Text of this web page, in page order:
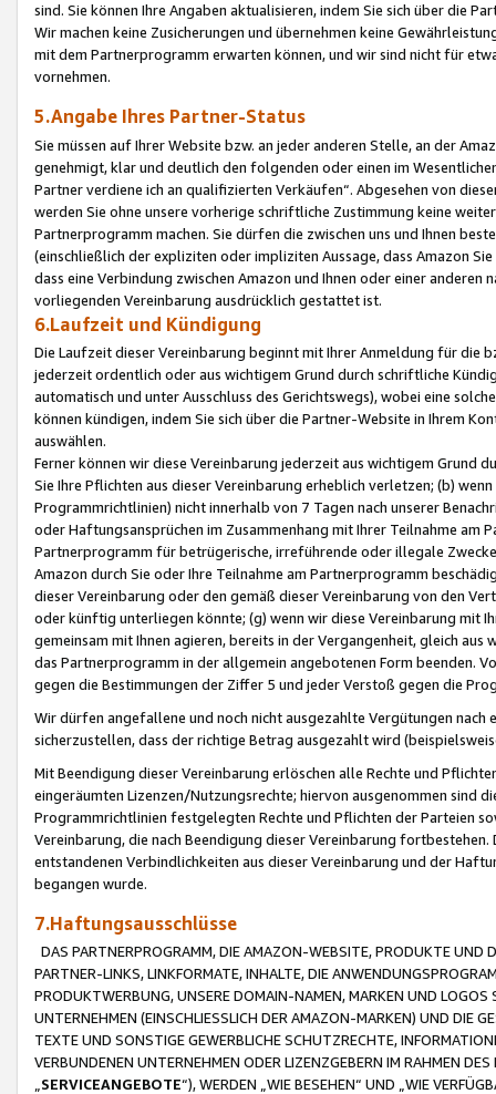
sind. Sie können Ihre Angaben aktualisieren, indem Sie sich über die
Wir machen keine Zusicherungen und übernehmen keine
mit dem Partnerprogramm erwarten können, und wir sind nicht für
vornehmen.
5.Angabe Ihres Partner-Status
Sie müssen auf Ihrer Website bzw. an jeder anderen Stelle, an der
genehmigt, klar und deutlich den folgenden oder einen im
Partner verdiene ich an qualifizierten Verkäufen“. Abgesehen von
werden Sie ohne unsere vorherige schriftliche Zustimmung keine
Partnerprogramm machen. Sie dürfen die zwischen uns und Ihnen
(einschließlich der expliziten oder impliziten Aussage, dass Amazon
dass eine Verbindung zwischen Amazon und Ihnen oder einer
vorliegenden Vereinbarung ausdrücklich gestattet ist.
6.Laufzeit und Kündigung
Die Laufzeit dieser Vereinbarung beginnt mit Ihrer Anmeldung für die
jederzeit ordentlich oder aus wichtigem Grund durch schriftliche
automatisch und unter Ausschluss des Gerichtswegs), wobei eine
können kündigen, indem Sie sich über die Partner-Website in Ihrem
auswählen.
Ferner können wir diese Vereinbarung jederzeit aus wichtigem Grund
Sie Ihre Pflichten aus dieser Vereinbarung erheblich verletzen; (b)
Programmrichtlinien) nicht innerhalb von 7 Tagen nach unserer
oder Haftungsansprüchen im Zusammenhang mit Ihrer Teilnahme am
Partnerprogramm für betrügerische, irreführende oder illegale
Amazon durch Sie oder Ihre Teilnahme am Partnerprogramm
dieser Vereinbarung oder den gemäß dieser Vereinbarung von den
oder künftig unterliegen könnte; (g) wenn wir diese Vereinbarung mit
gemeinsam mit Ihnen agieren, bereits in der Vergangenheit, gleich
das Partnerprogramm in der allgemein angebotenen Form beenden.
gegen die Bestimmungen der Ziffer 5 und jeder Verstoß gegen die
Wir dürfen angefallene und noch nicht ausgezahlte Vergütungen
sicherzustellen, dass der richtige Betrag ausgezahlt wird
Mit Beendigung dieser Vereinbarung erlöschen alle Rechte und
eingeräumten Lizenzen/Nutzungsrechte; hiervon ausgenommen sind
Programmrichtlinien festgelegten Rechte und Pflichten der Parteien
Vereinbarung, die nach Beendigung dieser Vereinbarung
entstandenen Verbindlichkeiten aus dieser Vereinbarung und der
begangen wurde.
7.Haftungsausschlüsse
DAS PARTNERPROGRAMM, DIE AMAZON-WEBSITE, PRODUKTE UND
PARTNER-LINKS, LINKFORMATE, INHALTE, DIE
PRODUKTWERBUNG, UNSERE DOMAIN-NAMEN, MARKEN UND
UNTERNEHMEN (EINSCHLIESSLICH DER AMAZON-MARKEN) UND DIE
TEXTE UND SONSTIGE GEWERBLICHE SCHUTZRECHTE,
VERBUNDENEN UNTERNEHMEN ODER LIZENZGEBERN IM RAHMEN
SERVICEANGEBOTE“), WERDEN „WIE BESEHEN“ UND „WIE